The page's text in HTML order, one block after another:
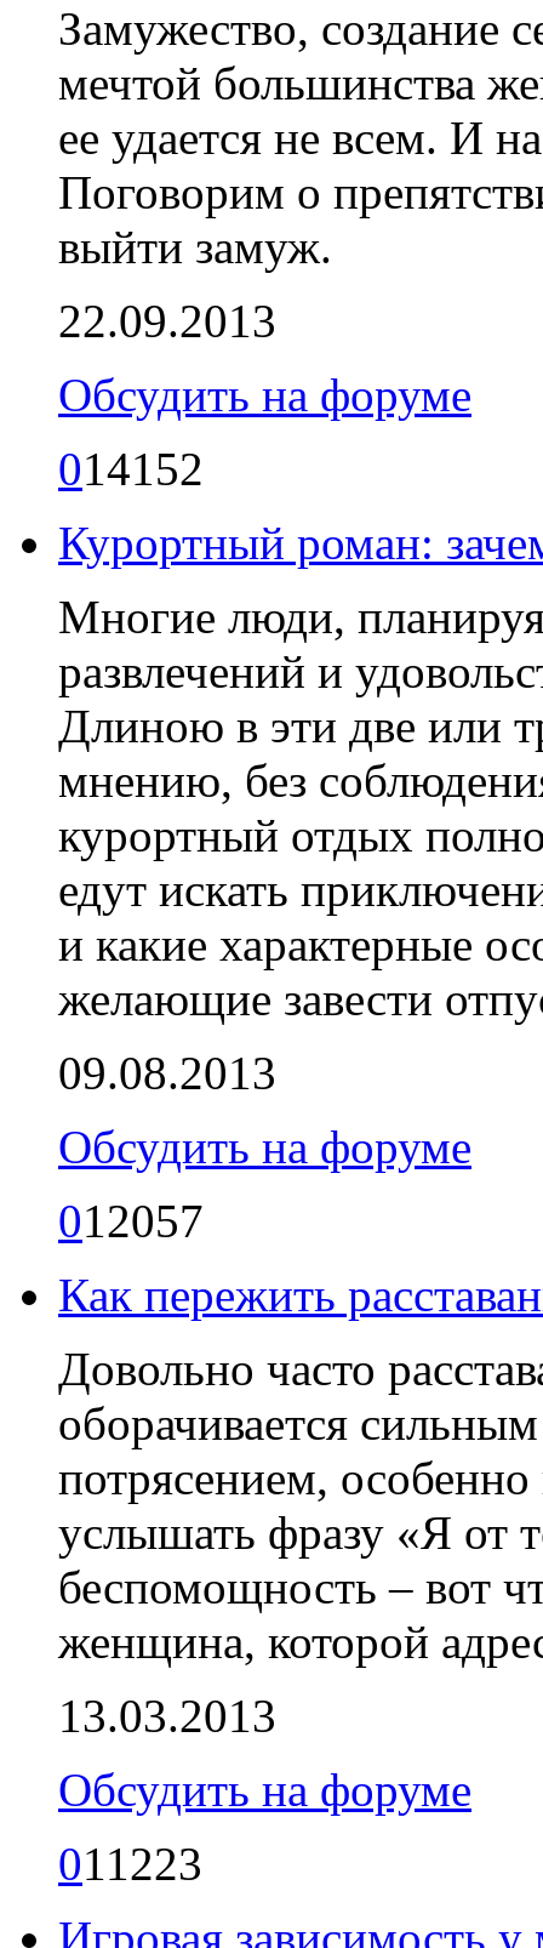
Замужество, создание
мечтой большинства
ее удается не всем. И
Поговорим о
выйти замуж.
22.09.2013
Обсудить на форуме
014152
Курортный роман:
Многие люди,
развлечений и
Длиною в эти две или
мнению, без
курортный отдых
едут искать
и какие характерные
желающие завести
09.08.2013
Обсудить на форуме
012057
Как пережить
Довольно часто
оборачивается
потрясением,
услышать фразу «Я от
беспомощность – вот
женщина, которой
13.03.2013
Обсудить на форуме
011223
Игровая зависимость